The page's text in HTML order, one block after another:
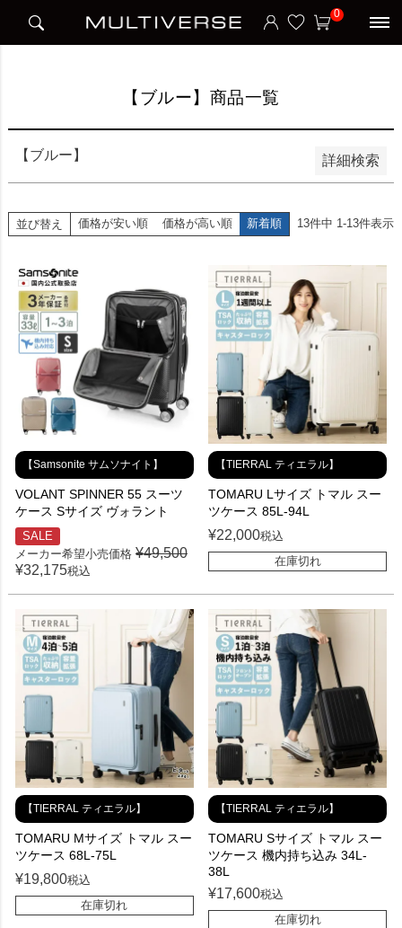
0
【ブルー】商品一覧
【ブルー】 詳細検索
並び順
新着順
並び替え 価格が安い順 価格が高い順 新着順 13件中 1-13件表示
【Samsonite サムソナイト】
VOLANT SPINNER 55 スーツ
ケース Sサイズ ヴォラント
SALE
メーカー希望小売価格 ¥49,500
¥32,175税込
【TIERRAL ティエラル】
TOMARU Lサイズ トマル スー
ツケース 85L-94L
¥22,000税込
在庫切れ
【TIERRAL ティエラル】
TOMARU Mサイズ トマル スー
ツケース 68L-75L
¥19,800税込
在庫切れ
【TIERRAL ティエラル】
TOMARU Sサイズ トマル スー
ツケース 機内持ち込み 34L-
38L
¥17,600税込
在庫切れ